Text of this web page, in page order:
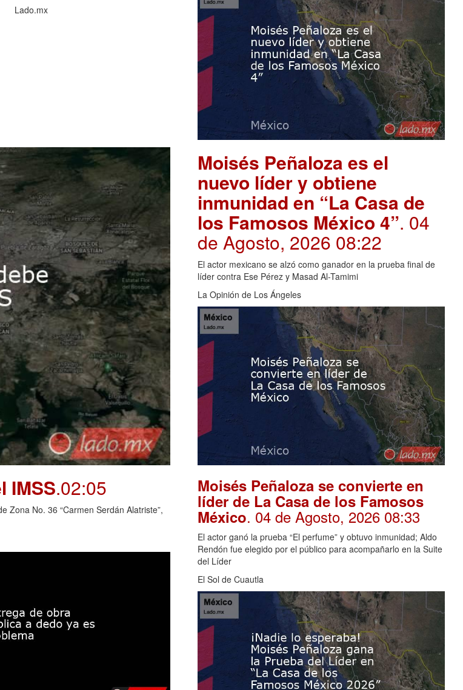
Lado.mx
IMSS.02:05
Zona No. 36 “Carmen Serdán Alatriste”,
Moisés Peñaloza es el
nuevo líder y obtiene
inmunidad en “La Casa de
los Famosos México 4”. 04
de Agosto, 2026 08:22
El actor mexicano se alzó como ganador en la prueba final de
líder contra Ese Pérez y Masad Al-Tamimi
La Opinión de Los Ángeles
Moisés Peñaloza se convierte en
líder de La Casa de los Famosos
México. 04 de Agosto, 2026 08:33
El actor ganó la prueba “El perfume” y obtuvo inmunidad; Aldo
Rendón fue elegido por el público para acompañarlo en la Suite
del Líder
El Sol de Cuautla